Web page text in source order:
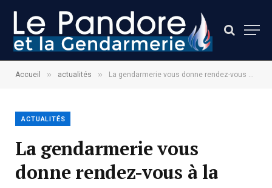
Accueil » actualités » La gendarmerie vous donne rendez-vous à la Fabrique Défense du 28 au 30 janvier
ACTUALITÉS
La gendarmerie vous
donne rendez-vous à la